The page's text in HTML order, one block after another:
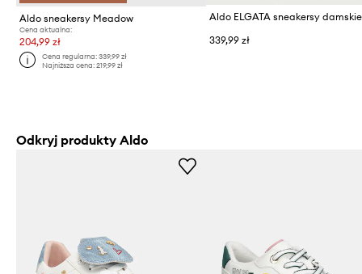
Aldo sneakersy Meadow
Cena aktualna:
204,99 zł
Cena regularna:339,99 zł
Najniższa cena:219,99 zł
Aldo ELGATA sneakersy damskie
339,99 zł
Odkryj produkty Aldo